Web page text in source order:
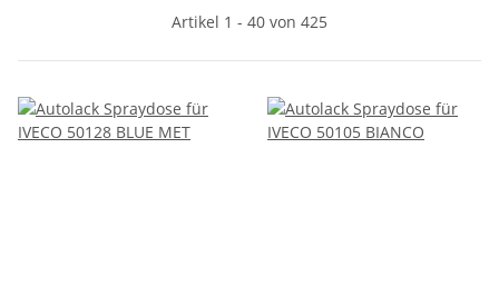
Artikel 1 - 40 von 425